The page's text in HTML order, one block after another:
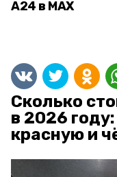
А24 в MAX
Сколько
в 2026
красную и